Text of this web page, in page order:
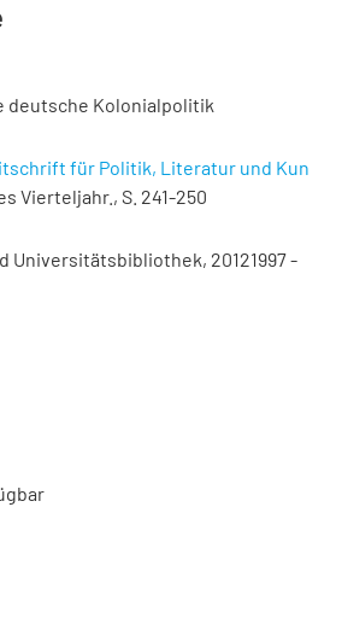
deutsche Kolonialpolitik
für Politik, Literatur und Kun
Vierteljahr., S. 241-250
Universitätsbibliothek, 20121997 -